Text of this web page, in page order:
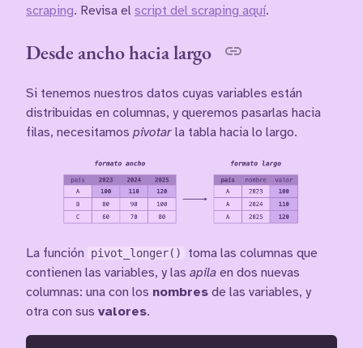
scraping. Revisa el script del scraping aquí.
Desde ancho hacia largo
Si tenemos nuestros datos cuyas variables están
distribuidas en columnas, y queremos pasarlas hacia
filas, necesitamos pivotar la tabla hacia lo largo.
La función pivot_longer()
toma las columnas que
contienen las variables, y las apila en dos nuevas
columnas: una con los nombres de las variables, y
otra con sus valores.